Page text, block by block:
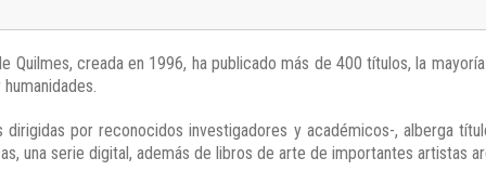
Cuadernos universitarios
Derechos humanos
Ediciones especiales
Géneros
Quilmes, creada en 1996, ha publicado más de 400 títulos, la
por reconocidos investigadores y académicos-, alberga
una serie digital, además de libros de arte de importantes artistas